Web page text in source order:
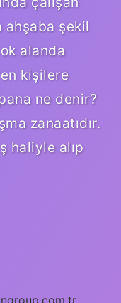
ahşaba şekil
alanda
kişilere
ne denir?
zanaatıdır.
haliyle alıp